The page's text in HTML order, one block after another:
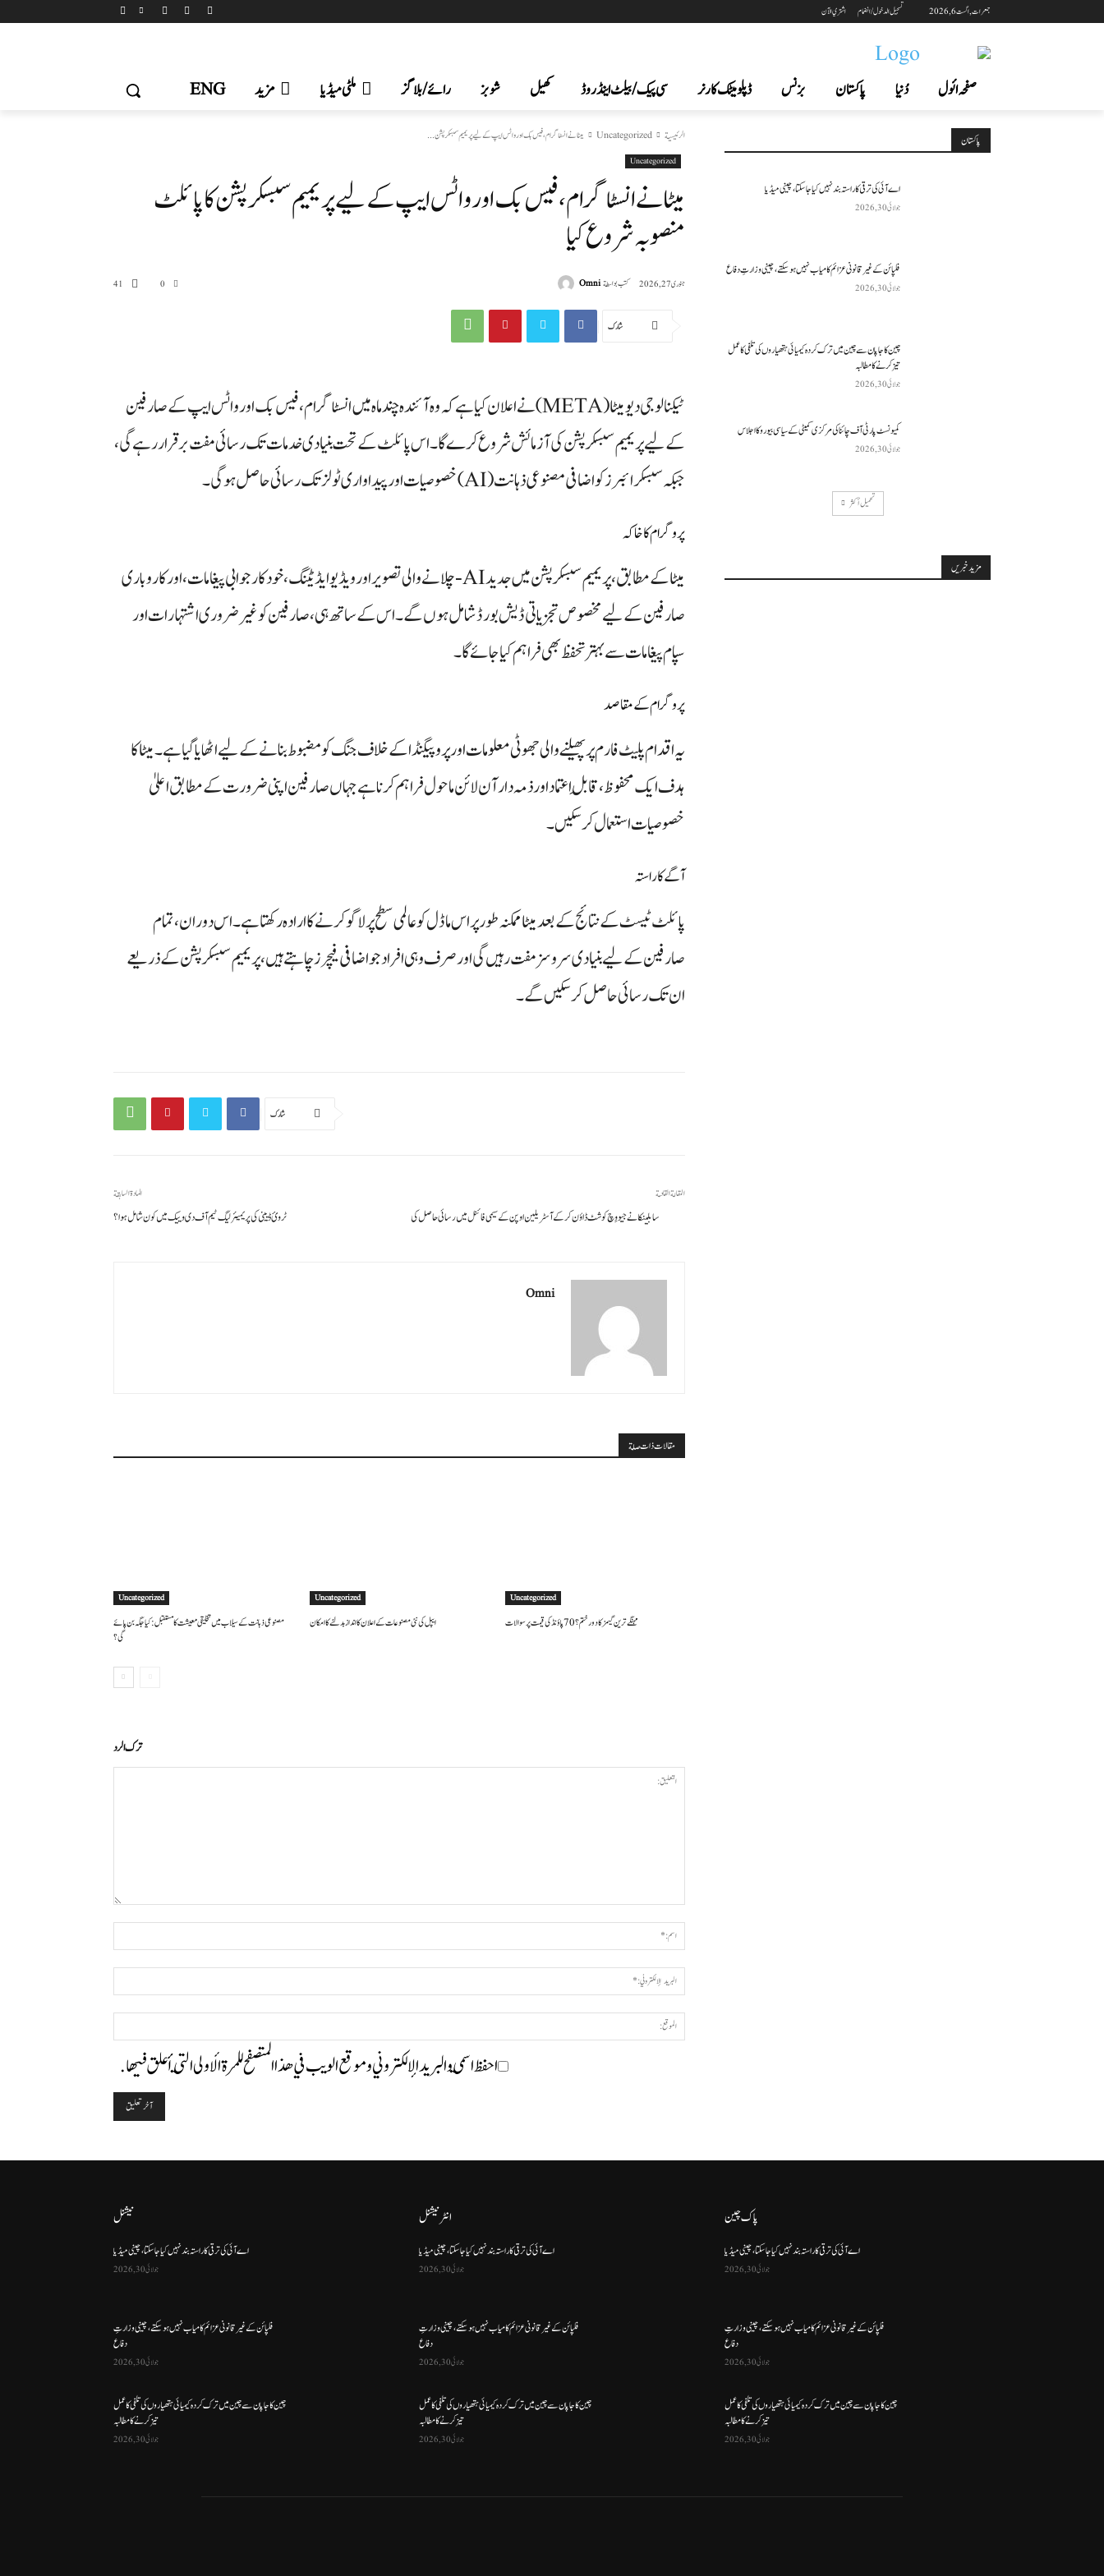
جمعرات, اگست 6, 2026 تسجيل الدخول / انضمام اشتري الآن
صفحہ ائول دُنیا پاکستان بزنس ڈپلومیٹک کارنر سی پیک /بیلٹ اینڈ روڈ کھیل شوبز رائے/بلاگز ملٹی میڈیا مزید ENG
الرئيسية Uncategorized میٹا نے انسٹاگرام، فیس بک اور واٹس ایپ کے لیے پریمیم سبسکرپشن...
Uncategorized
میٹا نے انسٹاگرام، فیس بک اور واٹس ایپ کے لیے پریمیم سبسکرپشن کا پائلٹ
منصوبہ شروع کیا
0
41 جنوری 27, 2026 كتب بواسطةOmni
شارك
ٹیکنالوجی دیو میٹا (META) نے اعلان کیا ہے کہ وہ آئندہ چند ماہ میں انسٹاگرام، فیس بک اور واٹس ایپ کے صارفین
کے لیے پریمیم سبسکرپشن کی آزمائش شروع کرے گا۔ اس پائلٹ کے تحت بنیادی خدمات تک رسائی مفت برقرار رہے گی،
جبکہ سبسکرائبرز کو اضافی مصنوعی ذہانت (AI) خصوصیات اور پیداواری ٹولز تک رسائی حاصل ہوگی۔
پروگرام کا خاکہ
میٹا کے مطابق، پریمیم سبسکرپشن میں جدید AI‑چلانے والی تصویر اور ویڈیو ایڈیٹنگ، خودکار جوابی پیغامات، اور کاروباری
صارفین کے لیے مخصوص تجزیاتی ڈیش بورڈ شامل ہوں گے۔ اس کے ساتھ ہی، صارفین کو غیر ضروری اشتہارات اور
سپام پیغامات سے بہتر تحفظ بھی فراہم کیا جائے گا۔
پروگرام کے مقاصد
یہ اقدام پلیٹ فارم پر پھیلنے والی جھوٹی معلومات اور پروپیگنڈا کے خلاف جنگ کو مضبوط بنانے کے لیے اٹھایا گیا ہے۔ میٹا کا
ہدف ایک محفوظ، قابلِ اعتماد اور ذمہ دار آن لائن ماحول فراہم کرنا ہے جہاں صارفین اپنی ضرورت کے مطابق اعلیٰ
خصوصیات استعمال کر سکیں۔
آگے کا راستہ
پائلٹ ٹیسٹ کے نتائج کے بعد میٹا ممکنہ طور پر اس ماڈل کو عالمی سطح پر لاگو کرنے کا ارادہ رکھتا ہے۔ اس دوران، تمام
صارفین کے لیے بنیادی سروسز مفت رہیں گی اور صرف وہی افراد جو اضافی فیچرز چاہتے ہیں، پریمیم سبسکرپشن کے ذریعے
ان تک رسائی حاصل کر سکیں گے۔
شارك
المادة السابقة
ٹروئ ڈیینی کی پریمیئر لیگ ٹیم آف دی وییک میں کون شامل ہوا؟
المقالة القادمة
سابلینکا نے جیووِچ کو شٹ ڈاؤن کر کے آسٹریلین اوپن کے سیمی فائنل میں رسائی حاصل کی
Omni
مقالات ذات صلة
Uncategorized
مہنگے ترین گیمز کا دور ختم؟ 70 پاؤنڈ کی قیمت پر سوالات
Uncategorized
ایپل کی نئی مصنوعات کے اعلان کا انداز بدلنے کا امکان
Uncategorized
مصنوعی ذہانت کے سیلاب میں تخلیقی معیشت کا مستقبل: کیا جگہ بن پائے
گی؟
ترك الرد
التعليق:
اسم:*
البريد
الإلكتروني:*
الموقع:
احفظ اسمي والبريد الإلكتروني وموقع الويب في هذا المتصفح للمرة الأولى التي أعلق فيها.
پاکستان
اے آئی کی ترقی کا راستہ بند نہیں کیا جا سکتا، چینی میڈیا
جولائی 30, 2026
فلپائن کے غیر قانونی عزائم کامیاب نہیں ہو سکتے ، چینی وزارتِ دفاع
جولائی 30, 2026
چین کا جاپان سے چین میں ترک کردہ کیمیائی ہتھیاروں کی تلفی کا عمل
تیز کرنے کا مطالبہ
جولائی 30, 2026
کمیونسٹ پارٹی آف چائنا کی مرکزی کمیٹی کے سیاسی بیورو کا اجلاس
جولائی 30, 2026
تحميل أكثر
مزید خبریں
نیشنل
اے آئی کی ترقی کا راستہ بند نہیں کیا جا سکتا، چینی میڈیا
جولائی 30, 2026
فلپائن کے غیر قانونی عزائم کامیاب نہیں ہو سکتے ، چینی وزارتِ
دفاع
جولائی 30, 2026
چین کا جاپان سے چین میں ترک کردہ کیمیائی ہتھیاروں کی تلفی کا عمل
تیز کرنے کا مطالبہ
جولائی 30, 2026
انٹرنیشنل
اے آئی کی ترقی کا راستہ بند نہیں کیا جا سکتا، چینی میڈیا
جولائی 30, 2026
فلپائن کے غیر قانونی عزائم کامیاب نہیں ہو سکتے ، چینی وزارتِ
دفاع
جولائی 30, 2026
چین کا جاپان سے چین میں ترک کردہ کیمیائی ہتھیاروں کی تلفی کا عمل
تیز کرنے کا مطالبہ
جولائی 30, 2026
پاک چین
اے آئی کی ترقی کا راستہ بند نہیں کیا جا سکتا، چینی میڈیا
جولائی 30, 2026
فلپائن کے غیر قانونی عزائم کامیاب نہیں ہو سکتے ، چینی وزارتِ
دفاع
جولائی 30, 2026
چین کا جاپان سے چین میں ترک کردہ کیمیائی ہتھیاروں کی تلفی کا عمل
تیز کرنے کا مطالبہ
جولائی 30, 2026